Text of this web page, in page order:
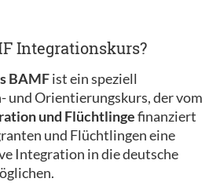
Integrationskurs?
BAMFist ein speziell
und Orientierungskurs, der vom
und Flüchtlingefinanziert
und Flüchtlingen eine
Integration in die deutsche